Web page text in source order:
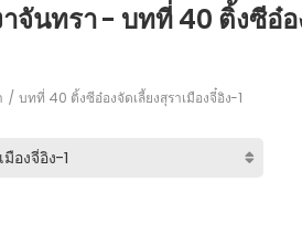
จันทรา - บทที่ 40 ติ้งซีอ๋อ
บทที่ 40 ติ้งซีอ๋องจัดเลี้ยงสุราเมืองจี๋อิง-1